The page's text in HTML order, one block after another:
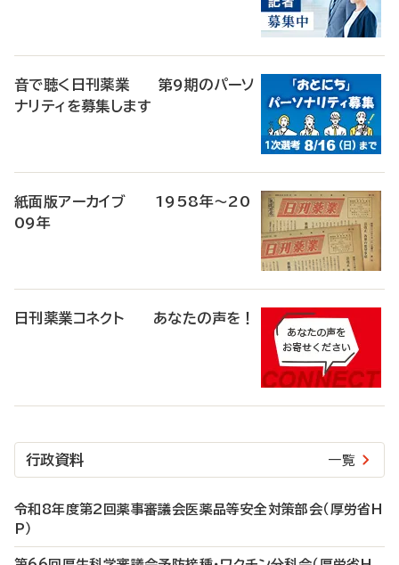
音で聴く日刊薬業 第9期のパーソ
ナリティを募集します
紙面版アーカイブ 1958年～20
09年
日刊薬業コネクト あなたの声を！
行政資料 一覧
令和8年度第2回薬事審議会医薬品等安全対策部会（厚労省H
P）